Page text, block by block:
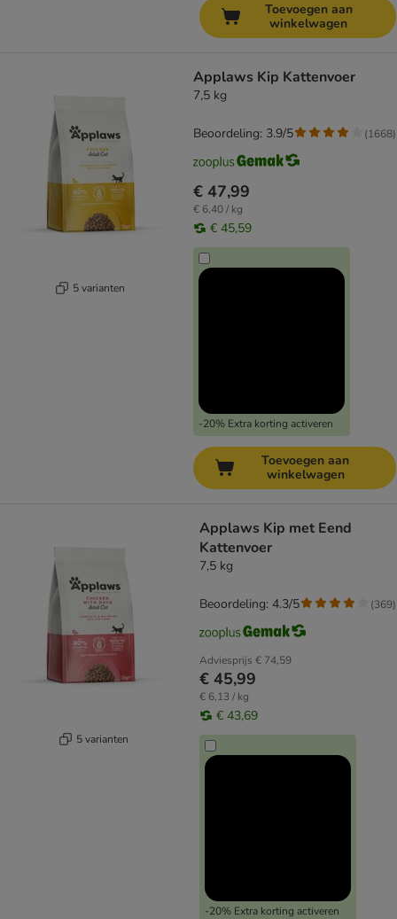
Toevoegen aan
winkelwagen
5 varianten
Applaws Kip Kattenvoer
7,5 kg
€ 47,99
€ 6,40 / kg
€ 45,59
-20% Extra korting activeren
Beoordeling: 3.9/5 (1668)
Toevoegen aan
winkelwagen
5 varianten
Applaws Kip met Eend
Kattenvoer
7,5 kg
Adviesprijs € 74,59
€ 45,99
€ 6,13 / kg
€ 43,69
-20% Extra korting activeren
Beoordeling: 4.3/5 (369)